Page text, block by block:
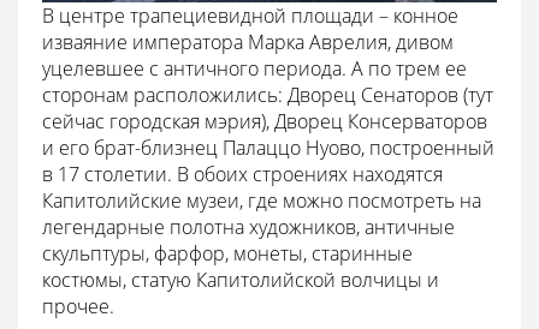
В центре трапециевидной площади – конное
изваяние императора Марка Аврелия, дивом
уцелевшее с античного периода. А по трем ее
сторонам расположились: Дворец Сенаторов (тут
сейчас городская мэрия), Дворец Консерваторов
и его брат-близнец Палаццо Нуово, построенный
в 17 столетии. В обоих строениях находятся
Капитолийские музеи, где можно посмотреть на
легендарные полотна художников, античные
скульптуры, фарфор, монеты, старинные
костюмы, статую Капитолийской волчицы и
прочее.